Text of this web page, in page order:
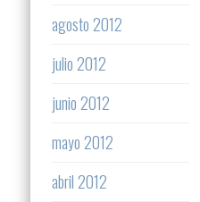
agosto 2012
julio 2012
junio 2012
mayo 2012
abril 2012